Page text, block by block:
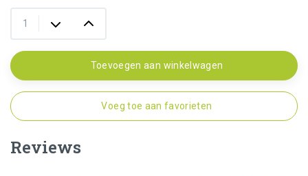
Toevoegen aan winkelwagen
Voeg toe aan favorieten
Reviews